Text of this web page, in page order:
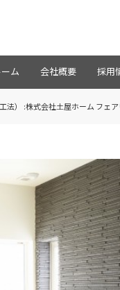
ム 会社概要 採用
法） :株式会社土屋ホーム フェ